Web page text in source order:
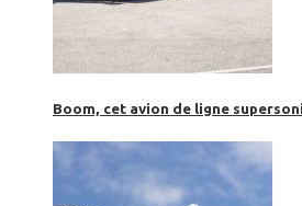
Boom, cet avion de ligne